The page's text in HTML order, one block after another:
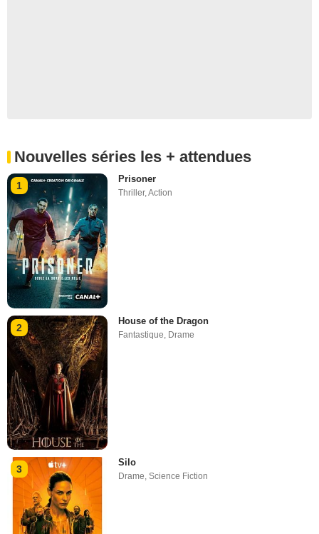
Nouvelles séries les + attendues
1
Prisoner
Thriller,Action
2
House of the Dragon
Fantastique Drame
3
Silo
Drame,Science Fiction